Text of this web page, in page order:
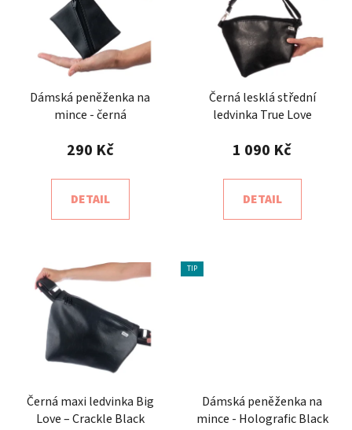
Dámská peněženka na
mince - černá
290 Kč
DETAIL
Černá lesklá střední
ledvinka True Love
1 090 Kč
DETAIL
Černá maxi ledvinka Big
Love – Crackle Black
TIP
Dámská peněženka na
mince - Holografic Black